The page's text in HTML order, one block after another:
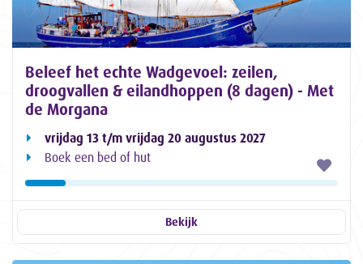
Beleef het echte Wadgevoel: zeilen,
droogvallen & eilandhoppen (8 dagen) - Met
de Morgana
vrijdag 13 t/m vrijdag 20 augustus 2027
Boek een bed of hut
Bekijk